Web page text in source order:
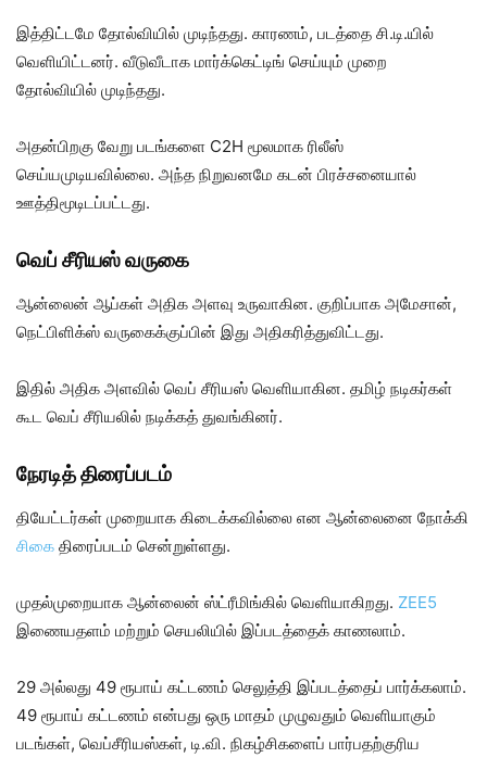
இத்திட்டமே தோல்வியில் முடிந்தது. காரணம், படத்தை சி.டி.யில்
வெளியிட்டனர். வீடுவீடாக மார்க்கெட்டிங் செய்யும் முறை
தோல்வியில் முடிந்தது.
அதன்பிறகு வேறு படங்களை C2H மூலமாக ரிலீஸ்
செய்யமுடியவில்லை. அந்த நிறுவனமே கடன் பிரச்சனையால்
ஊத்திமூடிடப்பட்டது.
வெப் சீரியஸ் வருகை
ஆன்லைன் ஆப்கள் அதிக அளவு உருவாகின. குறிப்பாக அமேசான்,
நெட்பிளிக்ஸ் வருகைக்குப்பின் இது அதிகரித்துவிட்டது.
இதில் அதிக அளவில் வெப் சீரியஸ் வெளியாகின. தமிழ் நடிகர்கள்
கூட வெப் சீரியலில் நடிக்கத் துவங்கினர்.
நேரடித் திரைப்படம்
தியேட்டர்கள் முறையாக கிடைக்கவில்லை என ஆன்லைனை நோக்கி
சிகை திரைப்படம் சென்றுள்ளது.
முதல்முறையாக ஆன்லைன் ஸ்ட்ரீமிங்கில் வெளியாகிறது. ZEE5
இணையதளம் மற்றும் செயலியில் இப்படத்தைக் காணலாம்.
29 அல்லது 49 ரூபாய் கட்டணம் செலுத்தி இப்படத்தைப் பார்க்கலாம்.
49 ரூபாய் கட்டணம் என்பது ஒரு மாதம் முழுவதும் வெளியாகும்
படங்கள், வெப்சீரியஸ்கள், டி.வி. நிகழ்சிகளைப் பார்பதற்குரிய